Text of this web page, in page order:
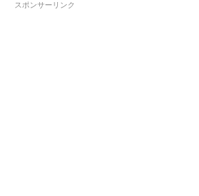
スポンサーリンク